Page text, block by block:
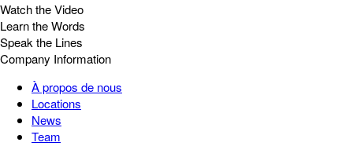
Watch the Video
Learn the Words
Speak the Lines
Company Information
À propos de nous
Locations
News
Team